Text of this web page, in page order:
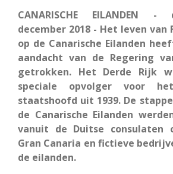
CANARISCHE EILANDEN
december 2018 - Het leven van
op de Canarische Eilanden
aandacht van de Regering
getrokken. Het Derde Rijk
speciale opvolger voor
staatshoofd uit 1939. De
de Canarische Eilanden
vanuit de Duitse consulaten
Gran Canaria en fictieve
de eilanden.